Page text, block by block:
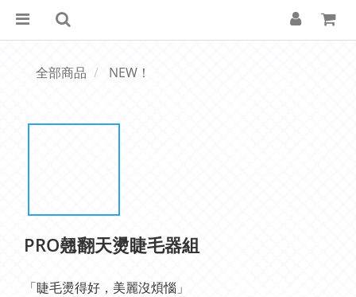
全部商品 NEW！
PRO翹翻天燙睫毛器組
「睫毛燙得好，美麗沒煩惱」